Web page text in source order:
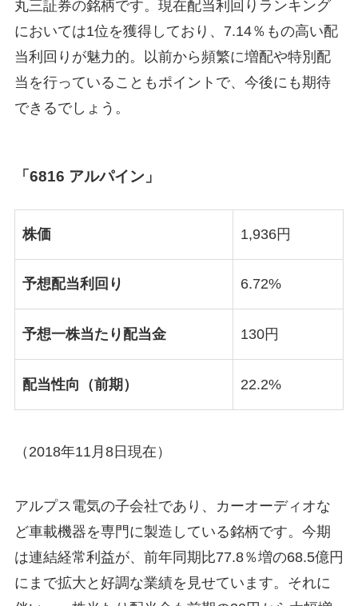
丸三証券の銘柄です。現在配当利回りランキング
においては1位を獲得しており、7.14％もの高い配
当利回りが魅力的。以前から頻繁に増配や特別配
当を行っていることもポイントで、今後にも期待
できるでしょう。
「6816 アルパイン」
株価 1,936円
予想配当利回り 6.72%
予想一株当たり配当金 130円
配当性向（前期） 22.2%
（2018年11月8日現在）
アルプス電気の子会社であり、カーオーディオな
ど車載機器を専門に製造している銘柄です。今期
は連結経常利益が、前年同期比77.8％増の68.5億円
にまで拡大と好調な業績を見せています。それに